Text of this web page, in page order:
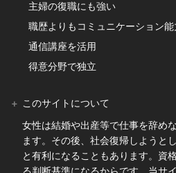
主婦の復職にも強い
職歴よりもコミュニケーション能
通信講座を活用
得意分野で独立
このサイトについて
女性は結婚や出産等で仕事を辞め
ます。その後、社会復帰しようと
と有利になることもあります。資